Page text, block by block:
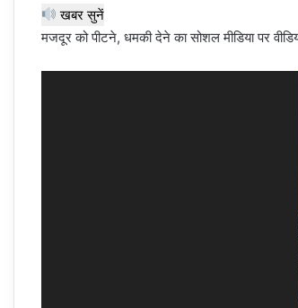
खबर सुनें
मजदूर को पीटने, धमकी देने का सोशल मीडिया पर